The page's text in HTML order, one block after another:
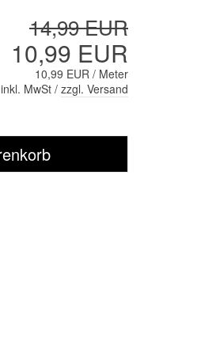
14,99 EUR
10,99 EUR
10,99 EUR / Meter
inkl. MwSt / zzgl. Versand